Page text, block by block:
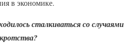
в экономике.
сталкиваться со случаями